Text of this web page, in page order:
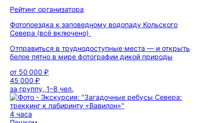
Рейтинг организатора
Фотопоездка к заповедному водопаду Кольского
Севера (всё включено)
Отправиться в труднодоступные места — и открыть
белое пятно в мире фотографии дикой природы
от 50 000 ₽
45 000 ₽
за группу, 1–8 чел.
4 часа